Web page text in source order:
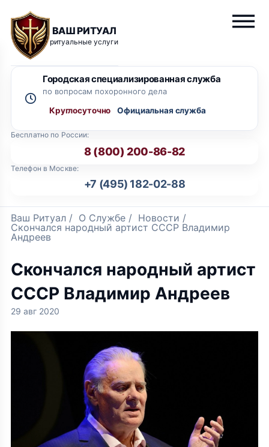
ВАШ РИТУАЛ
ритуальные услуги
Бесплатно по России:
8 (800) 200-86-82
Телефон в Москве:
+7 (495) 182-02-88
Городская специализированная служба
по вопросам похоронного дела
Круглосуточно
Ваш Ритуал / О Службе / Новости /
Скончался народный артист СССР Владимир
Андреев
Скончался народный артист
СССР Владимир Андреев
29 авг 2020